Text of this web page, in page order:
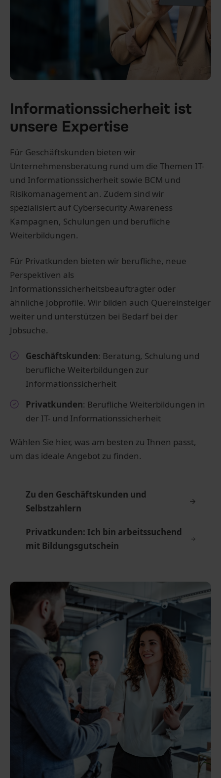
Informationssicherheit ist
unsere Expertise
Für Geschäftskunden bieten wir
Unternehmensberatung rund um die Themen IT-
und Informationssicherheit sowie BCM und
Risikomanagement an. Zudem sind wir
spezialisiert auf Cybersecurity Awareness
Kampagnen, Schulungen und berufliche
Weiterbildungen.
Für Privatkunden bieten wir berufliche, neue
Perspektiven als
Informationssicherheitsbeauftragter oder
ähnliche Jobprofile. Wir bilden auch Quereinsteiger
weiter und unterstützen bei Bedarf bei der
Jobsuche.
Geschäftskunden: Beratung, Schulung und
berufliche Weiterbildungen zur
Informationssicherheit
Privatkunden: Berufliche Weiterbildungen in
der IT- und Informationssicherheit
Wählen Sie hier, was am besten zu Ihnen passt,
um das ideale Angebot zu finden.
Zu den Geschäftskunden und
Selbstzahlern
Privatkunden: Ich bin arbeitssuchend
mit Bildungsgutschein